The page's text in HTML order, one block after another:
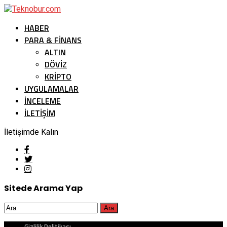
HABER
PARA & FINANS
ALTIN
DÖVIZ
KRIPTO
UYGULAMALAR
İNCELEME
İLETİŞİM
İletişimde Kalın
Sitede Arama Yap